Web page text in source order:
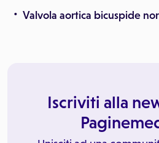
Valvola aortica bicuspide
Iscriviti alla